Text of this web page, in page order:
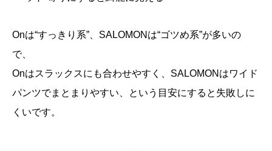
Onは“すっきり系”、SALOMONは“ゴツめ系”が多いの
で、
Onはスラックスにも合わせやすく、SALOMONはワイド
パンツでまとまりやすい、という目安にすると失敗しに
くいです。